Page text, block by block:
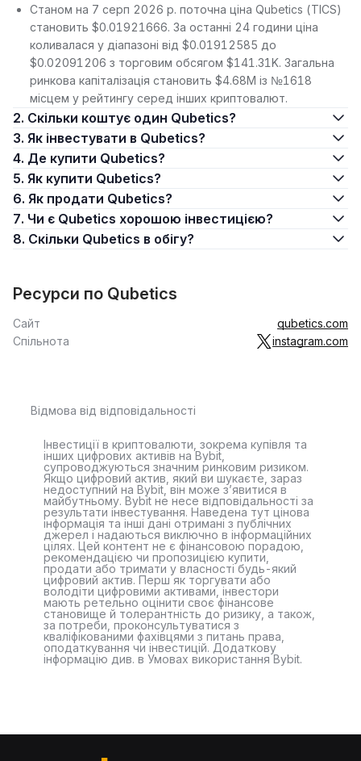
Станом на 7 серп 2026 р. поточна ціна Qubetics (TICS)
становить $0.01921666. За останні 24 години ціна
коливалася у діапазоні від $0.01912585 до
$0.02091206 з торговим обсягом $141.31K. Загальна
ринкова капіталізація становить $4.68M із №1618
місцем у рейтингу серед інших криптовалют.
2. Скільки коштує один Qubetics?
3. Як інвестувати в Qubetics?
4. Де купити Qubetics?
5. Як купити Qubetics?
6. Як продати Qubetics?
7. Чи є Qubetics хорошою інвестицією?
8. Скільки Qubetics в обігу?
Ресурси по Qubetics
Сайт
qubetics.com
Спільнота
instagram.com
Відмова від відповідальності
Інвестиції в криптовалюти, зокрема купівля та
інших цифрових активів на Bybit,
супроводжуються значним ринковим ризиком.
Якщо цифровий актив, який ви шукаєте, зараз
недоступний на Bybit, він може з’явитися в
майбутньому. Bybit не несе відповідальності за
результати інвестування. Наведена тут цінова
інформація та інші дані отримані з публічних
джерел і надаються виключно в інформаційних
цілях. Цей контент не є фінансовою порадою,
рекомендацією чи пропозицією купити,
продати або тримати у власності будь-який
цифровий актив. Перш як торгувати або
володіти цифровими активами, інвестори
мають ретельно оцінити своє фінансове
становище й толерантність до ризику, а також,
за потреби, проконсультуватися з
кваліфікованими фахівцями з питань права,
оподаткування чи інвестицій. Додаткову
інформацію див. в Умовах використання Bybit.